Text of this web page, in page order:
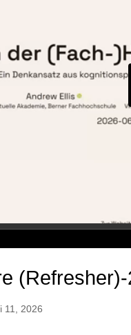
11, 2026